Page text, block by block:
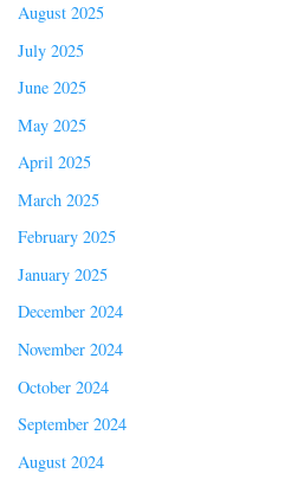
August 2025
July 2025
June 2025
May 2025
April 2025
March 2025
February 2025
January 2025
December 2024
November 2024
October 2024
September 2024
August 2024